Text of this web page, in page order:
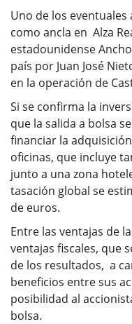
Uno de los
como ancla en Alza
estadounidense
país por Juan José
en la operación de
Si se confirma la
que la salida a bolsa
financiar la
oficinas, que incluye
junto a una zona
tasación global se
de euros.
Entre las ventajas de
ventajas fiscales, que
de los resultados, a
beneficios entre sus
posibilidad al
bolsa.